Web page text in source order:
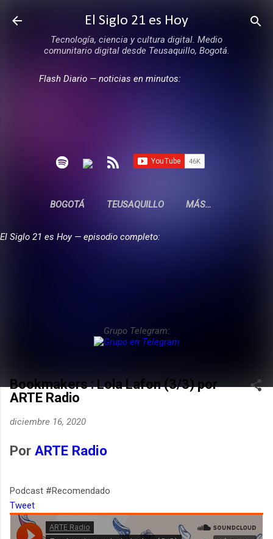
Ir al contenido principal
El Siglo 21 es Hoy
Tecnología, ciencia y cultura digital. Medio
comunitario digital desde Teusaquillo, Bogotá.
Flash Diario — noticias en minutos:
BOGOTÁ TEUSAQUILLO MÁS…
El Siglo 21 es Hoy — episodio completo:
Grupo Telegram:
Bookmakers : Lola Lafon (3/3) por
ARTE Radio
diciembre 16, 2020
Por ARTE Radio
Podcast #Recomendado
Tweet